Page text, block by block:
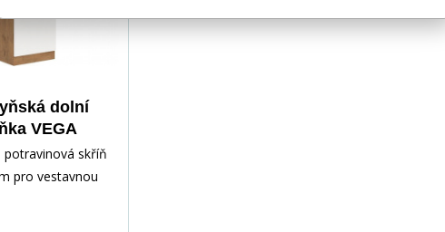
dolní
VEGA
2F, Dub
Bílý lesk
potravinová skříň
pro vestavnou